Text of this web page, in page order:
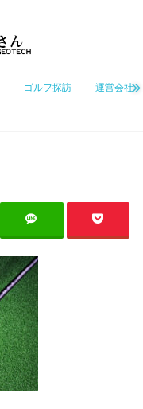
ゴルフ探訪 運営会社